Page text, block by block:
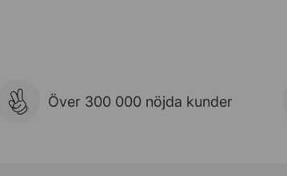
Över 300 000 nöjda kunder